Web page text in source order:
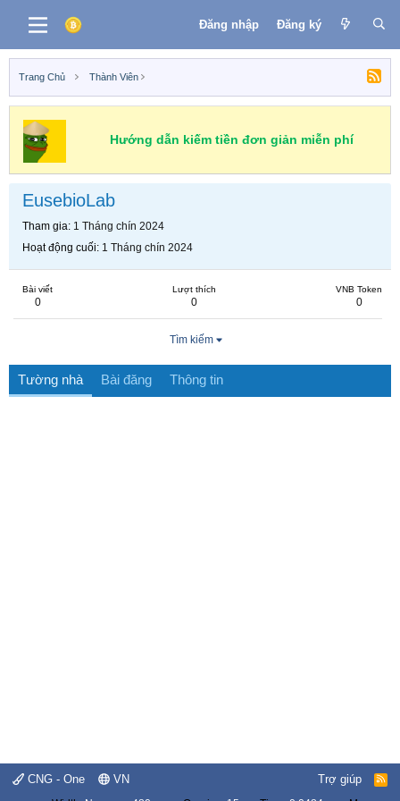
Đăng nhập Đăng ký
Trang Chủ Thành Viên
Hướng dẫn kiếm tiền đơn giản miễn phí
EusebioLab
Tham gia 1 Tháng chín 2024
Hoạt động cuối 1 Tháng chín 2024
Bài viết
0
Lượt thích
0
VNB Token
0
Tìm kiếm
Tường nhà Bài đăng Thông tin
CNG - One VN Trợ giúp
R